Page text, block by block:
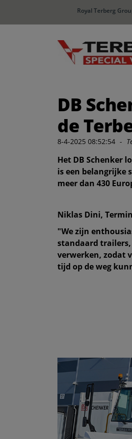
Royal Terberg
DB
de
8-4-2025 08:52:54 -
Het DB Schenker
is een belangrijke
meer dan 430
Niklas Dini,
"We zijn
standaard
verwerken, zodat
tijd op de weg